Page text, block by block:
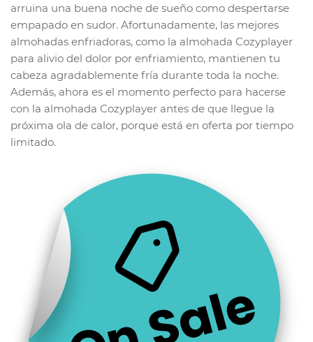
arruina una buena noche de sueño como despertarse
empapado en sudor. Afortunadamente, las mejores
almohadas enfriadoras, como la almohada Cozyplayer
para alivio del dolor por enfriamiento, mantienen tu
cabeza agradablemente fría durante toda la noche.
Además, ahora es el momento perfecto para hacerse
con la almohada Cozyplayer antes de que llegue la
próxima ola de calor, porque está en oferta por tiempo
limitado.